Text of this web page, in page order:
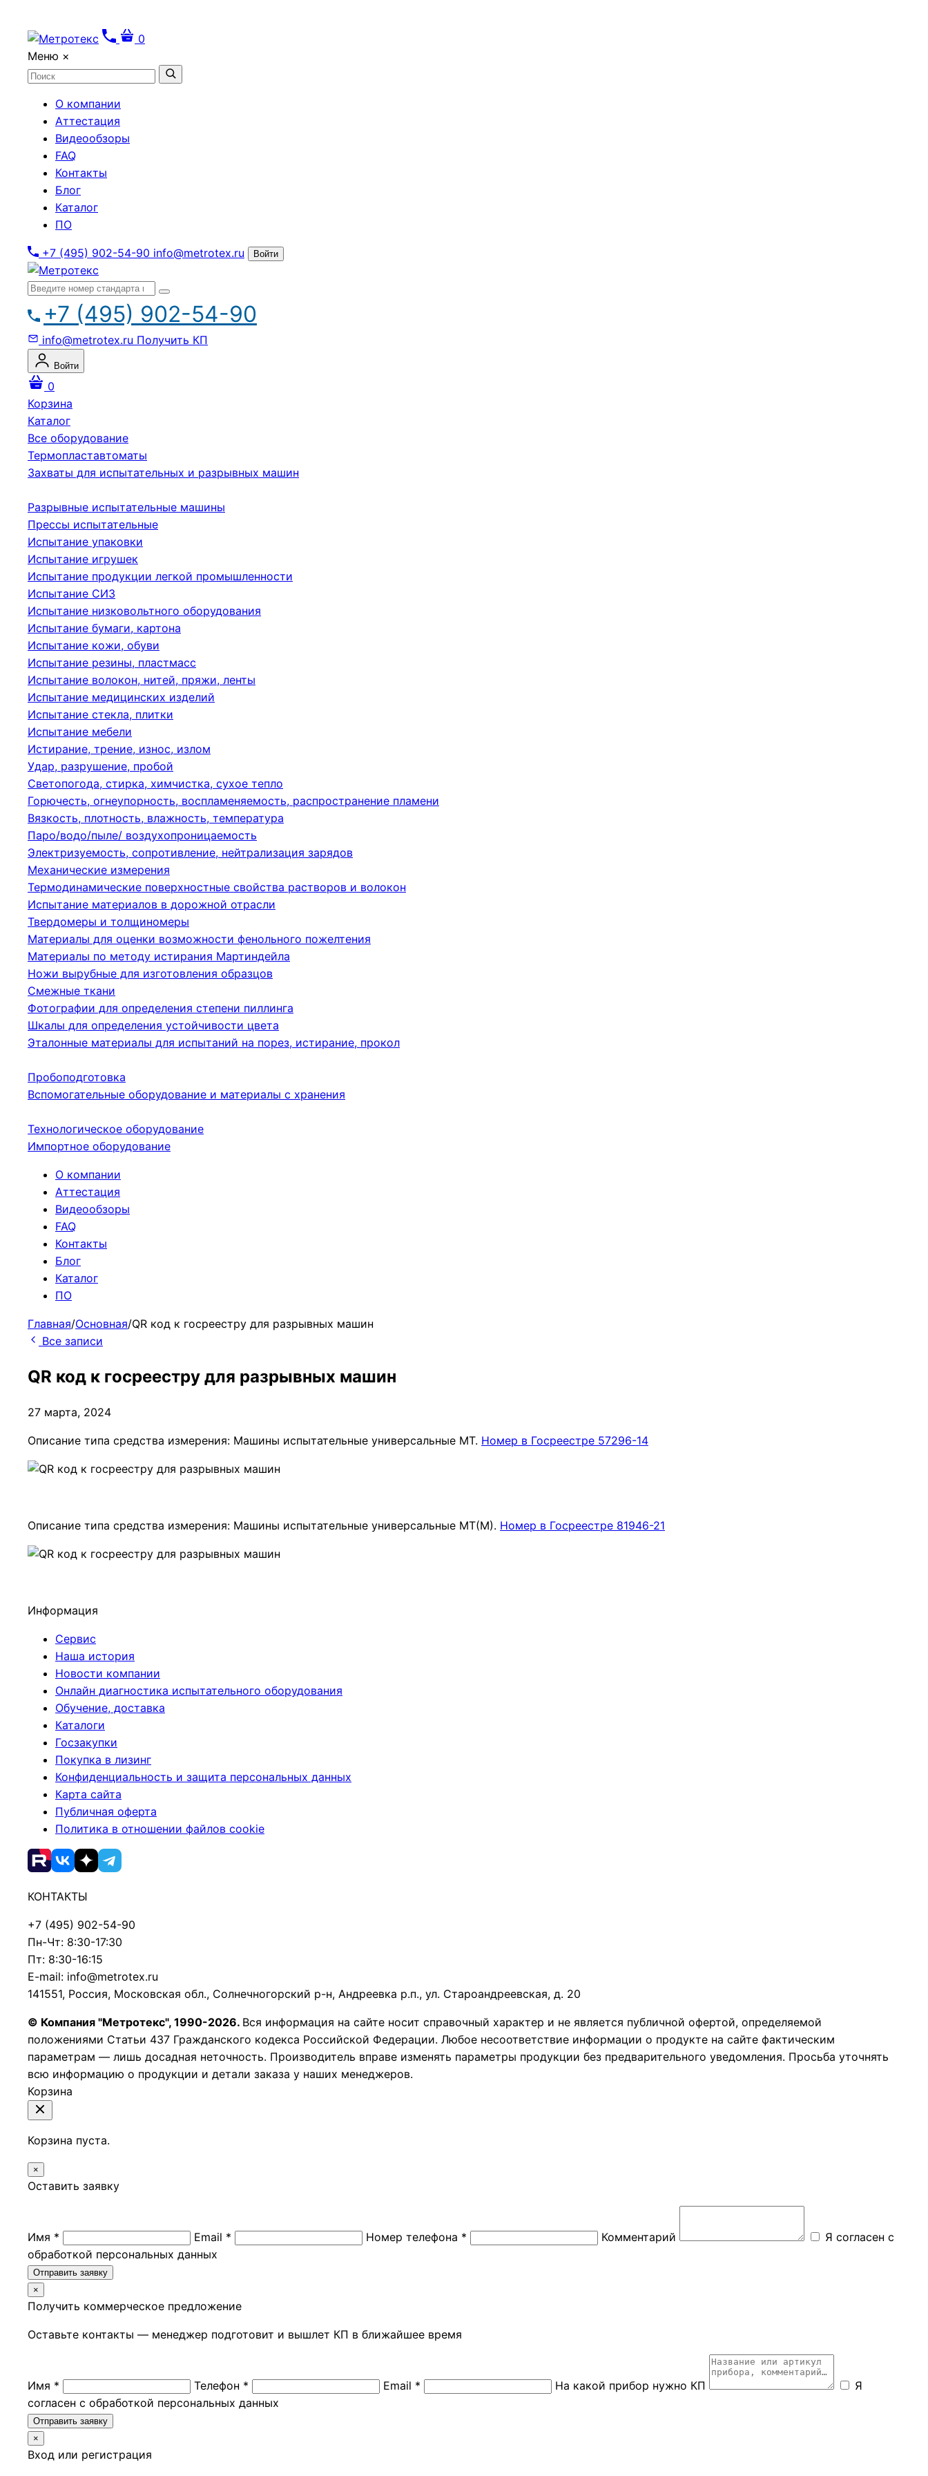
0
Меню ×
О компании
Аттестация
Видеообзоры
FAQ
Контакты
Блог
Каталог
ПО
+7 (495) 902-54-90 info@metrotex.ru Войти
+7 (495) 902-54-90
info@metrotex.ru Получить КП
Войти
0
Корзина
Каталог
Все оборудование
Термопластавтоматы
Захваты для испытательных и разрывных машин
Разрывные испытательные машины
Прессы испытательные
Испытание упаковки
Испытание игрушек
Испытание продукции легкой промышленности
Испытание СИЗ
Испытание низковольтного оборудования
Испытание бумаги, картона
Испытание кожи, обуви
Испытание резины, пластмасс
Испытание волокон, нитей, пряжи, ленты
Испытание медицинских изделий
Испытание стекла, плитки
Испытание мебели
Истирание, трение, износ, излом
Удар, разрушение, пробой
Светопогода, стирка, химчистка, сухое тепло
Горючесть, огнеупорность, воспламеняемость, распространение пламени
Вязкость, плотность, влажность, температура
Паро/водо/пыле/ воздухопроницаемость
Электризуемость, сопротивление, нейтрализация зарядов
Механические измерения
Термодинамические поверхностные свойства растворов и волокон
Испытание материалов в дорожной отрасли
Твердомеры и толщиномеры
Материалы для оценки возможности фенольного пожелтения
Материалы по методу истирания Мартиндейла
Ножи вырубные для изготовления образцов
Смежные ткани
Фотографии для определения степени пиллинга
Шкалы для определения устойчивости цвета
Эталонные материалы для испытаний на порез, истирание, прокол
Пробоподготовка
Вспомогательные оборудование и материалы с хранения
Технологическое оборудование
Импортное оборудование
О компании
Аттестация
Видеообзоры
FAQ
Контакты
Блог
Каталог
ПО
Главная/Основная/QR код к госреестру для разрывных машин
Все записи
QR код к госреестру для разрывных машин
27 марта, 2024
Описание типа средства измерения: Машины испытательные универсальные МТ. Номер в Госреестре 57296-14
Описание типа средства измерения: Машины испытательные универсальные МТ(М). Номер в Госреестре 81946-21
Информация
Сервис
Наша история
Новости компании
Онлайн диагностика испытательного оборудования
Обучение, доставка
Каталоги
Госзакупки
Покупка в лизинг
Конфиденциальность и защита персональных данных
Карта сайта
Публичная оферта
Политика в отношении файлов cookie
КОНТАКТЫ
+7 (495) 902-54-90
Пн-Чт: 8:30-17:30
Пт: 8:30-16:15
E-mail: info@metrotex.ru
141551, Россия, Московская обл., Солнечногорский р-н, Андреевка р.п., ул. Староандреевская, д. 20
© Компания "Метротекс", 1990-2026. Вся информация на сайте носит справочный характер и не является публичной офертой, определяемой
положениями Статьи 437 Гражданского кодекса Российской Федерации. Любое несоответствие информации о продукте на сайте фактическим
параметрам — лишь досадная неточность. Производитель вправе изменять параметры продукции без предварительного уведомления. Просьба уточнять
всю информацию о продукции и детали заказа у наших менеджеров.
Корзина
Корзина пуста.
×
Оставить заявку
Имя * Email * Номер телефона * Комментарий
Я согласен с
обработкой персональных данных
Отправить заявку
×
Получить коммерческое предложение
Оставьте контакты — менеджер подготовит и вышлет КП в ближайшее время
Имя * Телефон * Email * На какой прибор нужно КП
Я
согласен с обработкой персональных данных
Отправить заявку
×
Вход или регистрация